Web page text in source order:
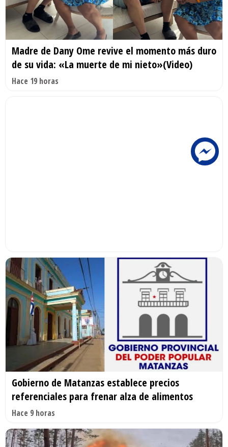
Madre de Dany Ome revive el momento más duro
de su vida: «La muerte de mi nieto»(Video)
Hace 19 horas
Gobierno de Matanzas establece precios
referenciales para frenar alza de alimentos
Hace 9 horas